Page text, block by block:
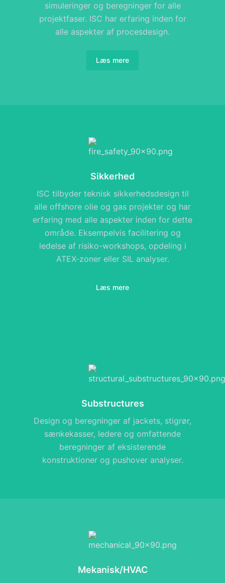
simuleringer og beregninger for alle
projektfaser. ISC har erfaring inden for
alle aspekter af procesdesign.
Læs mere
Sikkerhed
ISC tilbyder teknisk sikkerhedsdesign til
alle offshore olie og gas projekter og har
erfaring med alle aspekter inden for dette
område. Eksempelvis facilitering og
ledelse af risiko-workshops, opdeling i
ATEX-zoner eller SIL analyser.
Læs mere
Substructures
Design og beregninger af jackets, stigrør,
sænkekasser, ledere og omfattende
beregninger af eksisterende
konstruktioner og pushover analyser.
Mekanisk/HVAC